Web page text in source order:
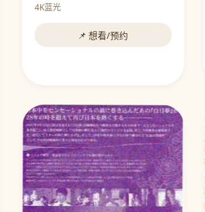
4K蓝光
📌 想看/预约